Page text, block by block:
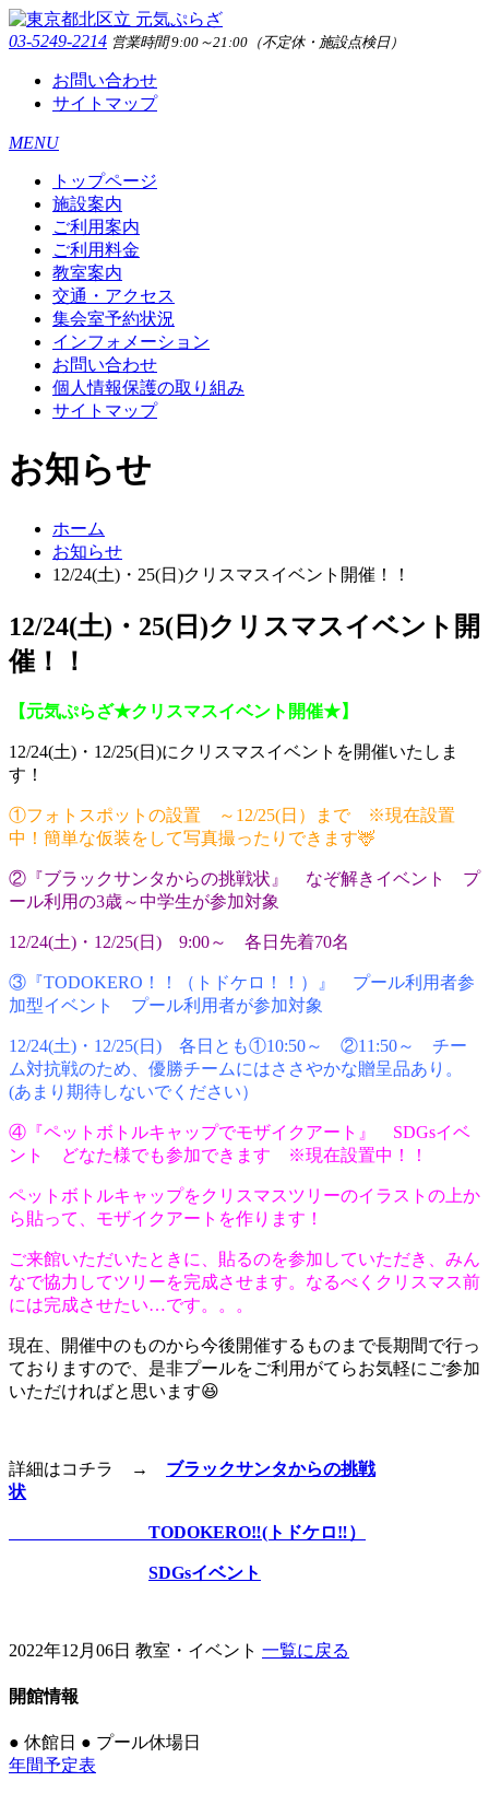
03-5249-2214 営業時間 9:00～21:00（不定休・施設点検日）
お問い合わせ
サイトマップ
MENU
トップページ
施設案内
ご利用案内
ご利用料金
教室案内
交通・アクセス
集会室予約状況
インフォメーション
お問い合わせ
個人情報保護の取り組み
サイトマップ
お知らせ
ホーム
お知らせ
12/24(土)・25(日)クリスマスイベント開催！！
12/24(土)・25(日)クリスマスイベント開
催！！
【元気ぷらざ★クリスマスイベント開催★】
12/24(土)・12/25(日)にクリスマスイベントを開催いたしま
す！
①フォトスポットの設置 ～12/25(日）まで ※現在設置
中！簡単な仮装をして写真撮ったりできます🦌
②『ブラックサンタからの挑戦状』 なぞ解きイベント プ
ール利用の3歳～中学生が参加対象
12/24(土)・12/25(日) 9:00～ 各日先着70名
③『TODOKERO！！（トドケロ！！）』 プール利用者参
加型イベント プール利用者が参加対象
12/24(土)・12/25(日) 各日とも①10:50～ ②11:50～ チー
ム対抗戦のため、優勝チームにはささやかな贈呈品あり。
(あまり期待しないでください）
④『ペットボトルキャップでモザイクアート』 SDGsイベ
ント どなた様でも参加できます ※現在設置中！！
ペットボトルキャップをクリスマスツリーのイラストの上か
ら貼って、モザイクアートを作ります！
ご来館いただいたときに、貼るのを参加していただき、みん
なで協力してツリーを完成させます。なるべくクリスマス前
には完成させたい…です。。。
現在、開催中のものから今後開催するものまで長期間で行っ
ておりますので、是非プールをご利用がてらお気軽にご参加
いただければと思います😆
詳細はコチラ → ブラックサンタからの挑戦
状
TODOKERO‼(トドケロ‼）
SDGsイベント
2022年12月06日 教室・イベント 一覧に戻る
開館情報
● 休館日 ● プール休場日
年間予定表